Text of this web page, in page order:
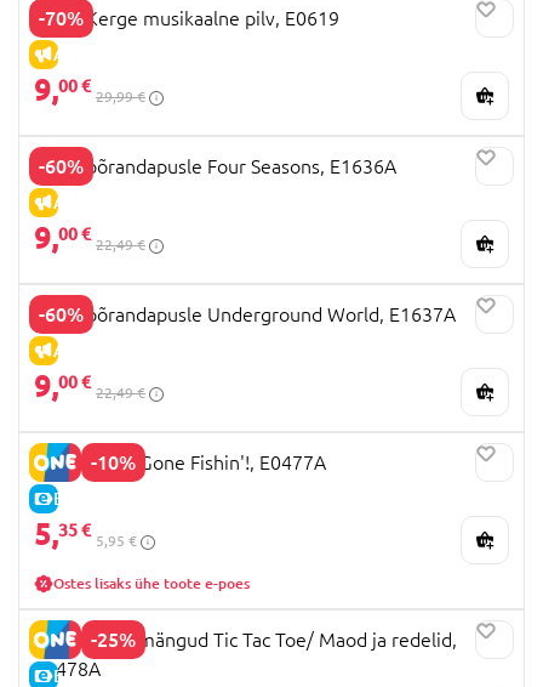
-70%
ALLAHINDLUS
HAPE Kerge musikaalne pilv, E0619
9,00 €
29,99 €
-60%
ALLAHINDLUS
HAPE põrandapusle Four Seasons, E1636A
9,00 €
22,49 €
-60%
ALLAHINDLUS
HAPE põrandapusle Underground World, E1637A
9,00 €
22,49 €
-10%
E-HIND
HAPE mäng Gone Fishin'!, E0477A
5,35 €
5,95 €
Ostes lisaks ühe toote e-poes
-25%
E-HIND
HAPE 2 in 1 mängud Tic Tac Toe/ Maod ja redelid,
E0478A